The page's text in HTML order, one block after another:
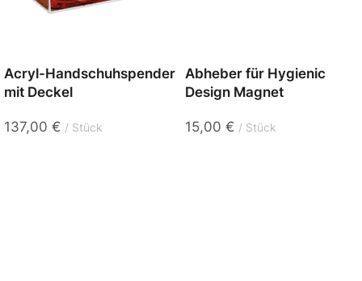
Acryl-Handschuhspender
mit Deckel
137,00 € Stück
Abheber für Hygienic
Design Magnet
15,00 € Stück